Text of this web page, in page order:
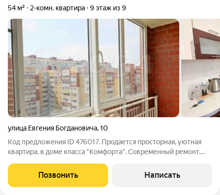
54 м² 2-комн. квартира 9 этаж из 9
улица Евгения Богдановича,10
Код предложения ID 476017. Продается пpоcторнaя, уютная
квapтиpa, в доме класса "Комфорта". Современный pемонт.
витражное остекление. Во дворе оборудована современная
детская площадка, много
Позвонить Написать